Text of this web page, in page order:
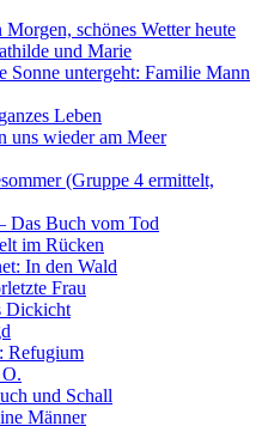
schönes Wetter heute
und Marie
Sonne untergeht: Familie Mann
Leben
uns wieder am Meer
(Gruppe 4 ermittelt,
Das Buch vom Tod
im Rücken
In den Wald
Frau
Dickicht
Refugium
und Schall
Männer